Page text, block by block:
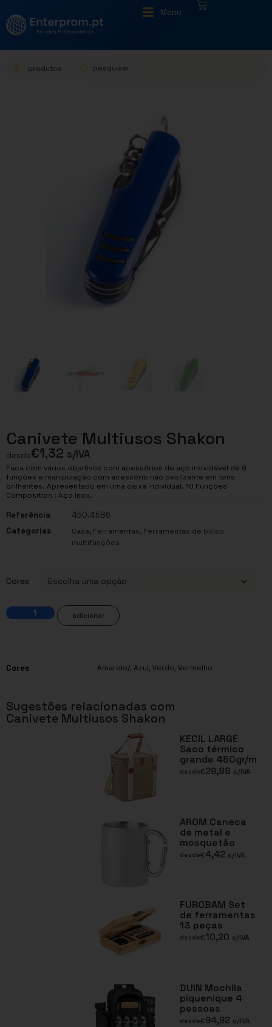
Menu
produtos
Canivete Multiusos Shakon
desde€1,32 s/IVA
Faca com vários objetivos com acessórios de aço inoxidável de 9
funções e manipulação com acessório não deslizante em tons
brilhantes. Apresentado em uma caixa individual. 10 Funções
Composition : Aço Inox.
Referência
450.4586
Categorias
Casa, Ferramentas, Ferramentas de bolso
multifunções
Cores
adicionar
Cores Amarelo/, Azul, Verde, Vermelho
Sugestões relacionadas com
Canivete Multiusos Shakon
KECIL LARGE
Saco térmico
grande 450gr/m
desde€29,88 s/IVA
AROM Caneca
de metal e
mosquetão
desde€4,42 s/IVA
FUROBAM Set
de ferramentas
13 peças
desde€10,20 s/IVA
DUIN Mochila
piquenique 4
pessoas
desde€94,92 s/IVA